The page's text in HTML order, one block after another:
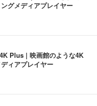
グメディアプレイヤー
Plus | 映画館のような4K
ィアプレイヤー